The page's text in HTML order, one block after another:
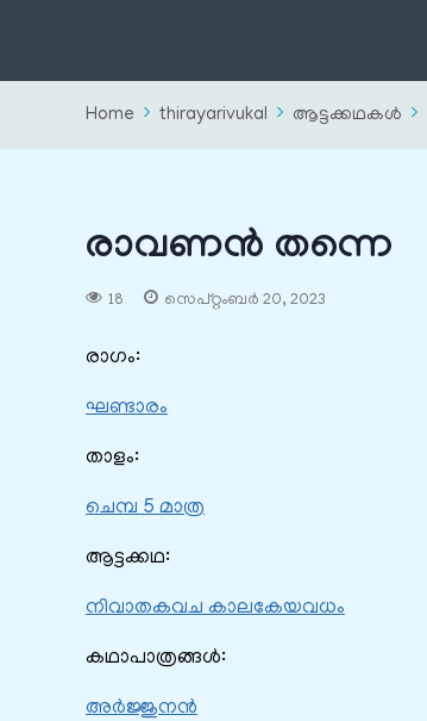
Home thirayarivukal ആട്ടക്കഥകൾ
രാവണന്‍ തന്നെ
18 സെപ്റ്റംബർ 20, 2023
രാഗം:
ഘണ്ടാരം
താളം:
ചെമ്പ 5 മാത്ര
ആട്ടക്കഥ:
നിവാതകവച കാലകേയവധം
കഥാപാത്രങ്ങൾ:
അര്‍ജ്ജുനന്‍